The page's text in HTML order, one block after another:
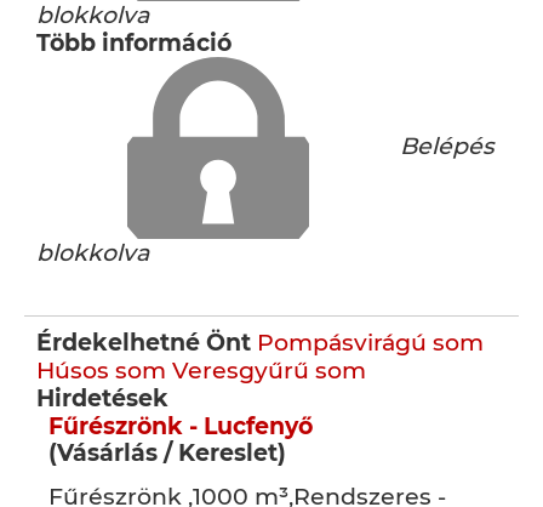
blokkolva
Több információ
Belépés
blokkolva
Érdekelhetné Önt Pompásvirágú som
Húsos som Veresgyűrű som
Hirdetések
Fűrészrönk - Lucfenyő
(Vásárlás / Kereslet)
Fűrészrönk ,1000 m³,Rendszeres -